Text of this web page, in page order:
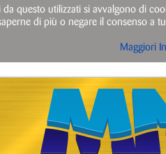
questo utilizzati si avvalgono di
di più o negare il consenso a
Maggiori